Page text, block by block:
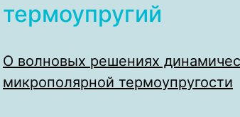
термоупругий
О волновых решениях
микрополярной термоупругости